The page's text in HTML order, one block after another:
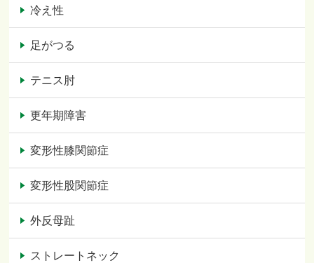
冷え性
足がつる
テニス肘
更年期障害
変形性膝関節症
変形性股関節症
外反母趾
ストレートネック